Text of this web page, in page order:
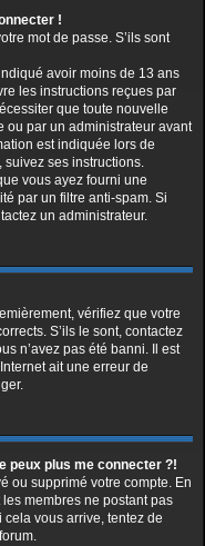
!
mot de passe. S’ils sont
avoir moins de 13 ans
les instructions reçues par
que toute nouvelle
ou par un administrateur avant
est indiquée lors de
suivez ses instructions.
vous ayez fourni une
par un filtre anti-spam. Si
un administrateur.
vérifiez que votre
S’ils le sont, contactez
n’avez pas été banni. Il est
ait une erreur de
peux plus me connecter ?!
ou supprimé votre compte. En
membres ne postant pas
vous arrive, tentez de